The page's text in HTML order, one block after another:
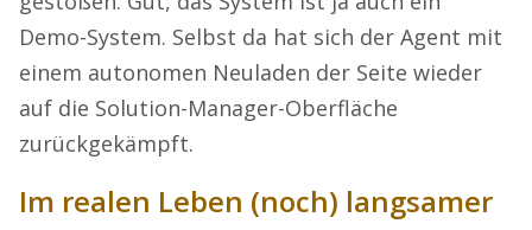
Demo-System. Selbst da hat sich der Agent mit
einem autonomen Neuladen der Seite wieder
auf die Solution-Manager-Oberfläche
zurückgekämpft.
Im realen Leben (noch) langsamer